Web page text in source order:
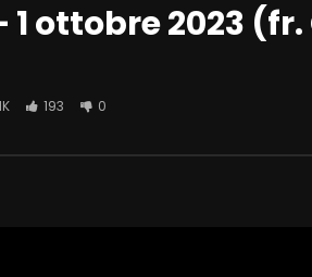
1 ottobre 2023
193 0